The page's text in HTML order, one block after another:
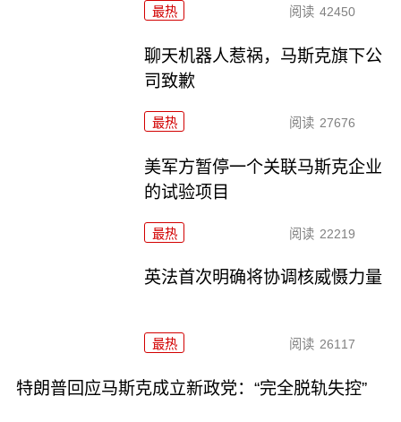
最热 阅读 42450
聊天机器人惹祸，马斯克旗下公
司致歉
最热 阅读 27676
美军方暂停一个关联马斯克企业
的试验项目
最热 阅读 22219
英法首次明确将协调核威慑力量
最热 阅读 26117
特朗普回应马斯克成立新政党：“完全脱轨失控”